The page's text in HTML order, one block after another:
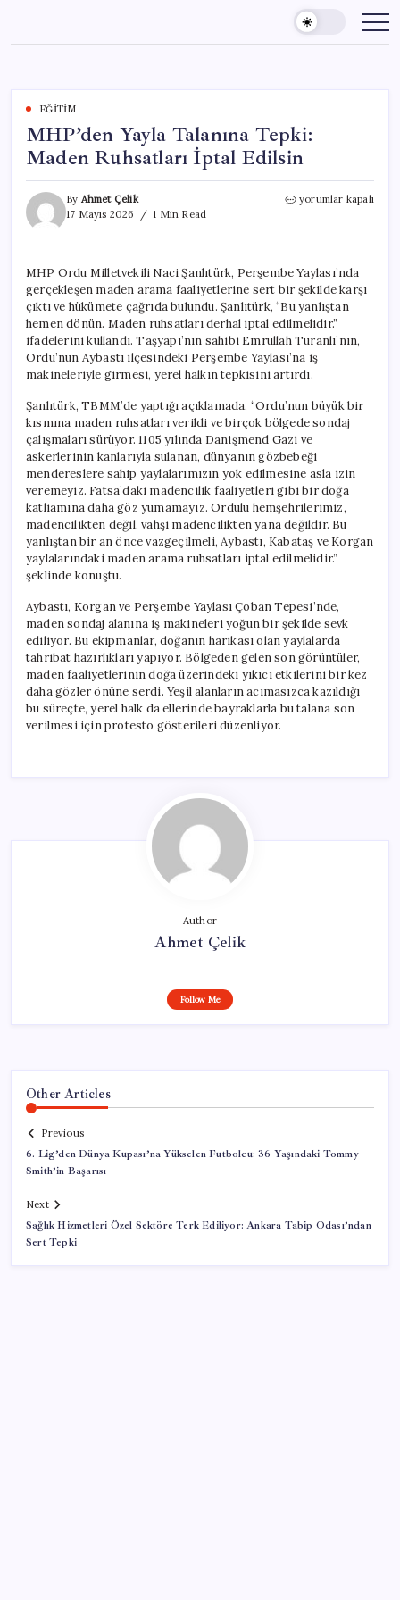
content
EĞITIM
MHP’den Yayla Talanına Tepki:
Maden Ruhsatları İptal Edilsin
By Ahmet Çelik
17 Mayıs 2026
1 Min Read
MHP’den
Ruhsatları
İptal
Edilsin
için
yorumlar kapalı
MHP Ordu Milletvekili Naci Şanlıtürk, Perşembe Yaylası’nda
gerçekleşen maden arama faaliyetlerine sert bir şekilde karşı
çıktı ve hükümete çağrıda bulundu. Şanlıtürk, “Bu yanlıştan
hemen dönün. Maden ruhsatları derhal iptal edilmelidir.”
ifadelerini kullandı. Taşyapı’nın sahibi Emrullah Turanlı’nın,
Ordu’nun Aybastı ilçesindeki Perşembe Yaylası’na iş
makineleriyle girmesi, yerel halkın tepkisini artırdı.
Şanlıtürk, TBMM’de yaptığı açıklamada, “Ordu’nun büyük bir
kısmına maden ruhsatları verildi ve birçok bölgede sondaj
çalışmaları sürüyor. 1105 yılında Danişmend Gazi ve
askerlerinin kanlarıyla sulanan, dünyanın gözbebeği
mendereslere sahip yaylalarımızın yok edilmesine asla izin
veremeyiz. Fatsa’daki madencilik faaliyetleri gibi bir doğa
katliamına daha göz yumamayız. Ordulu hemşehrilerimiz,
madencilikten değil, vahşi madencilikten yana değildir. Bu
yanlıştan bir an önce vazgeçilmeli, Aybastı, Kabataş ve Korgan
yaylalarındaki maden arama ruhsatları iptal edilmelidir.”
şeklinde konuştu.
Aybastı, Korgan ve Perşembe Yaylası Çoban Tepesi’nde,
maden sondaj alanına iş makineleri yoğun bir şekilde sevk
ediliyor. Bu ekipmanlar, doğanın harikası olan yaylalarda
tahribat hazırlıkları yapıyor. Bölgeden gelen son görüntüler,
maden faaliyetlerinin doğa üzerindeki yıkıcı etkilerini bir kez
daha gözler önüne serdi. Yeşil alanların acımasızca kazıldığı
bu süreçte, yerel halk da ellerinde bayraklarla bu talana son
verilmesi için protesto gösterileri düzenliyor.
Author
Ahmet Çelik
Follow Me
Other Articles
Previous
6. Lig’den Dünya Kupası’na Yükselen Futbolcu: 36 Yaşındaki Tommy
Smith’in Başarısı
Next
Sağlık Hizmetleri Özel Sektöre Terk Ediliyor: Ankara Tabip Odası’ndan
Sert Tepki